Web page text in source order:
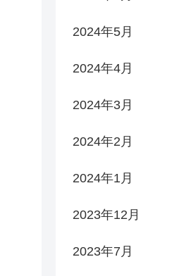
2024年5月
2024年4月
2024年3月
2024年2月
2024年1月
2023年12月
2023年7月